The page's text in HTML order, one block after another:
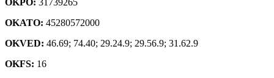
OKATO: 45280572000
OKVED: 46.69; 74.40; 29.24.9; 29.56.9; 31.62.9
OKFS: 16